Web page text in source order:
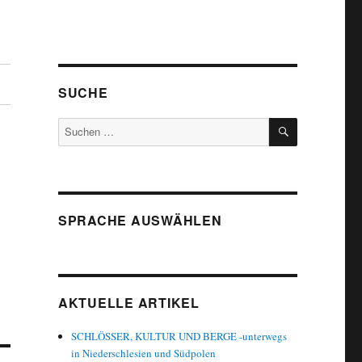
SUCHE
Suchen
nach:
SUCHEN
SPRACHE AUSWÄHLEN
AKTUELLE ARTIKEL
SCHLÖSSER, KULTUR UND BERGE -unterwegs
in Niederschlesien und Südpolen